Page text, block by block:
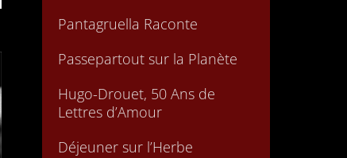
Pantagruella Raconte
Passepartout sur la Planète
Hugo-Drouet, 50 Ans de
Lettres d’Amour
Déjeuner sur l’Herbe